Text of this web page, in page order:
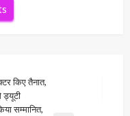
किए तैनात,
ड्यूटी
सम्मानित,